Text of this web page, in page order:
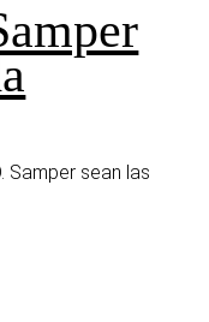
Samper sean las